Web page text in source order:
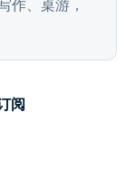
作、桌游，
阅